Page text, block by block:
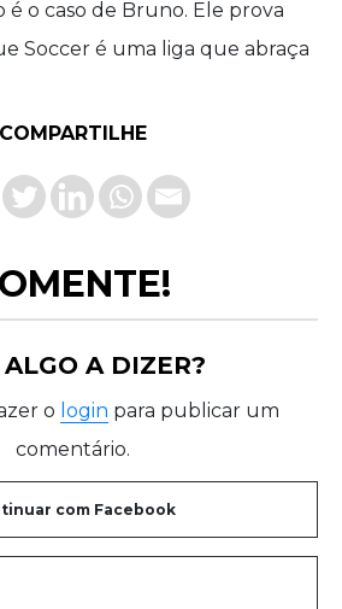
é o caso de Bruno. Ele prova
Soccer é uma liga que abraça
COMPARTILHE
A DIZER?
o login para publicar um
comentário.